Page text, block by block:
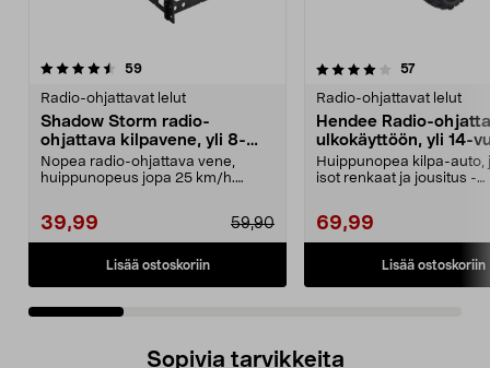
59arvostelut
Radio-ohjattavat lelut
Shadow Storm radio-
ohjattava kilpavene, yli 8-
vuotiaille
Nopea radio-ohjattava vene,
huippunopeus jopa 25 km/h.
39,99 59,90
Lisää ostoskoriin
4.0 viidestä
57arvostelut
Radio-ohjattavat lelut
Hendee Radio-
ulkokäyttöön, yli 14-
Huippunopea kilpa-auto,
isot renkaat ja jousitus -
69,99
Lisää ostoskoriin
4.5 viidestä
Sopivia tarvikkeita